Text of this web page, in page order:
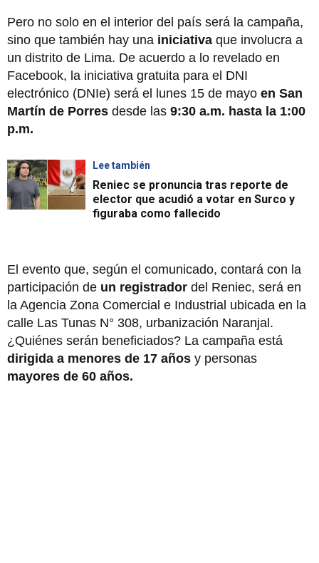
Pero no solo en el interior del país será la campaña,
sino que también hay una iniciativa que involucra a
un distrito de Lima. De acuerdo a lo revelado en
Facebook, la iniciativa gratuita para el DNI
electrónico (DNIe) será el lunes 15 de mayo en San
Martín de Porres desde las 9:30 a.m. hasta la 1:00
p.m.
Lee también
Reniec se pronuncia tras reporte de
elector que acudió a votar en Surco y
figuraba como fallecido
El evento que, según el comunicado, contará con la
participación de un registrador del Reniec, será en
la Agencia Zona Comercial e Industrial ubicada en la
calle Las Tunas N° 308, urbanización Naranjal.
¿Quiénes serán beneficiados? La campaña está
dirigida a menores de 17 años y personas
mayores de 60 años.